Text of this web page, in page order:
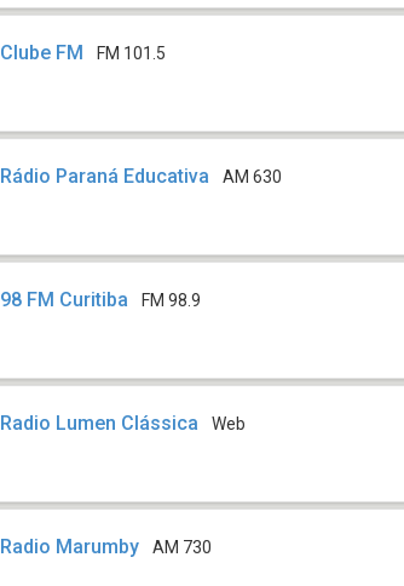
Clube FM FM 101.5
Rádio Paraná Educativa AM 630
98 FM Curitiba FM 98.9
Radio Lumen Clássica Web
Radio Marumby AM 730